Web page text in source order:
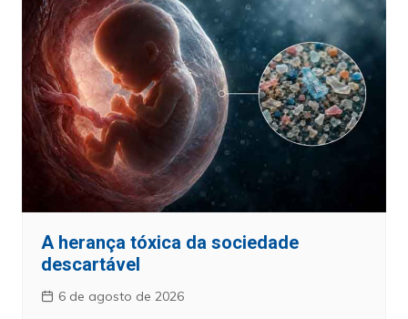
A herança tóxica da sociedade
descartável
6 de agosto de 2026